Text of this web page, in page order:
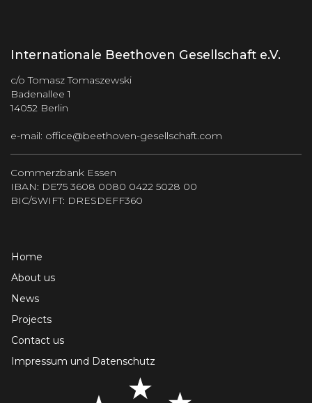
Internationale Beethoven Gesellschaft e.V.
c/o Tomasz Tomaszewski
Badenallee 1
14052 Berlin
e-mail: office@beethoven-gesellschaft.com
Commerzbank Essen
IBAN: DE75 3608 0080 0422 5028 00
BIC/SWIFT: DRESDEFF360
Home
About us
News
Projects
Contact us
Impressum und Datenschutz